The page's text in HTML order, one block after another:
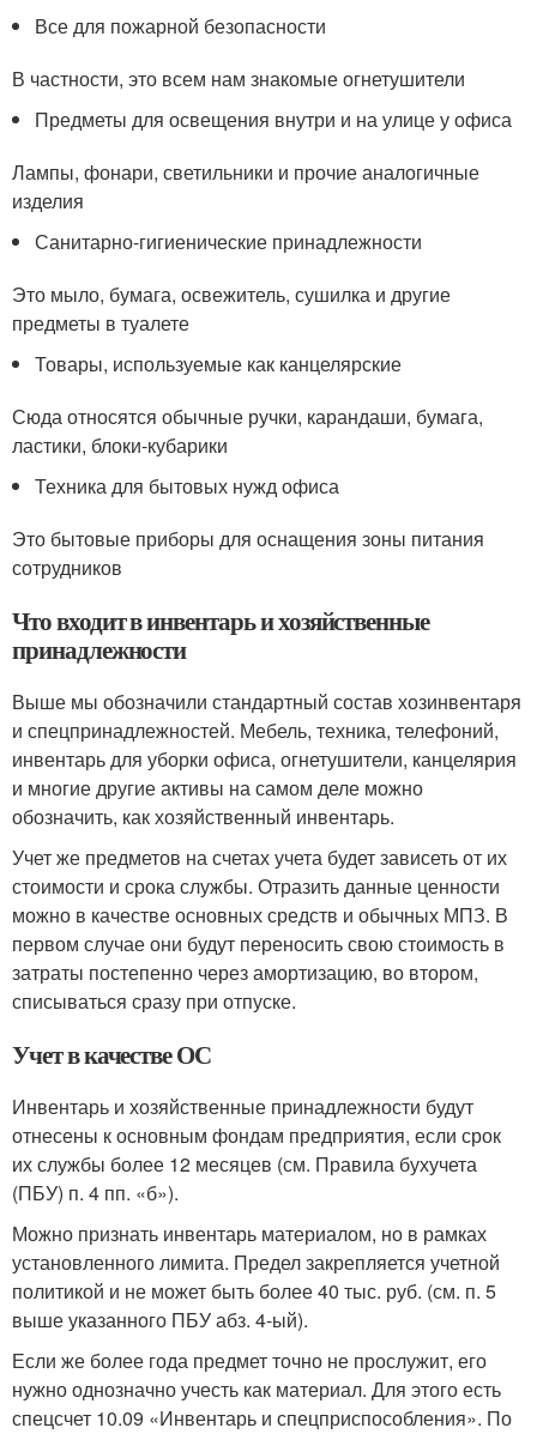
Все для пожарной безопасности
В частности, это всем нам знакомые огнетушители
Предметы для освещения внутри и на улице у офиса
Лампы, фонари, светильники и прочие аналогичные
изделия
Санитарно-гигиенические принадлежности
Это мыло, бумага, освежитель, сушилка и другие
предметы в туалете
Товары, используемые как канцелярские
Сюда относятся обычные ручки, карандаши, бумага,
ластики, блоки-кубарики
Техника для бытовых нужд офиса
Это бытовые приборы для оснащения зоны питания
сотрудников
Что входит в инвентарь и хозяйственные
принадлежности
Выше мы обозначили стандартный состав хозинвентаря
и спецпринадлежностей. Мебель, техника, телефоний,
инвентарь для уборки офиса, огнетушители, канцелярия
и многие другие активы на самом деле можно
обозначить, как хозяйственный инвентарь.
Учет же предметов на счетах учета будет зависеть от их
стоимости и срока службы. Отразить данные ценности
можно в качестве основных средств и обычных МПЗ. В
первом случае они будут переносить свою стоимость в
затраты постепенно через амортизацию, во втором,
списываться сразу при отпуске.
Учет в качестве ОС
Инвентарь и хозяйственные принадлежности будут
отнесены к основным фондам предприятия, если срок
их службы более 12 месяцев (см. Правила бухучета
(ПБУ) п. 4 пп. «б»).
Можно признать инвентарь материалом, но в рамках
установленного лимита. Предел закрепляется учетной
политикой и не может быть более 40 тыс. руб. (см. п. 5
выше указанного ПБУ абз. 4-ый).
Если же более года предмет точно не прослужит, его
нужно однозначно учесть как материал. Для этого есть
спецсчет 10.09 «Инвентарь и спецприспособления». По